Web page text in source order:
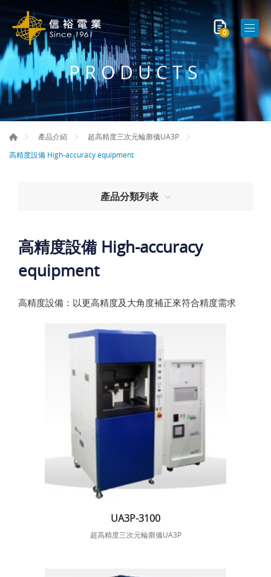
0
PRODUCTS
產品介紹
超高精度三次元輪廓儀UA3P
高精度設備 High-accuracy equipment
產品分類列表
高精度設備 High-accuracy
equipment
高精度設備：以更高精度及大角度補正來符合精度需求
UA3P-3100
超高精度三次元輪廓儀UA3P